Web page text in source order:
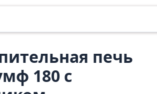
печь
180 с